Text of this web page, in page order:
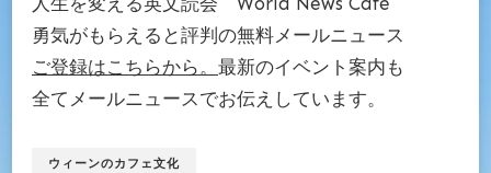
勇気がもらえると評判の無料メールニュース
ご登録はこちらから。 最新のイベント案内も
全てメールニュースでお伝えしています。
ウィーンのカフェ文化